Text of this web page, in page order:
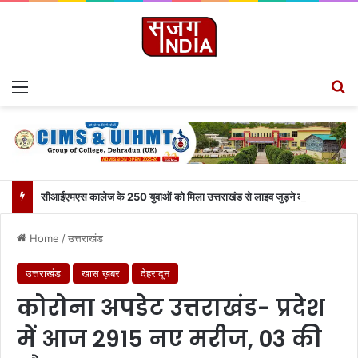
Menu
सीआईएमएस कालेज के 250 युवाओं को मिला उत्तराखंड से लाइव जुड़ने का मौका
Home /उत्तराखंड
उत्तराखंड खास ख़बर देहरादून
कोरोना अपडेट उत्तराखंड- प्रदेश
में आज 2915 नए मरीज, 03 की